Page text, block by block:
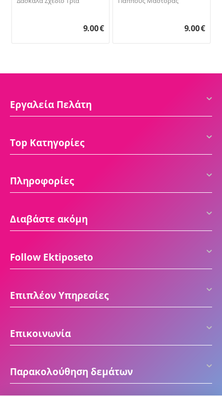
9.00€ 9.00€
Εργαλεία Πελάτη
Top Κατηγορίες
Πληροφορίες
Διαβάστε ακόμη
Follow Ektiposeto
Επιπλέον Υπηρεσίες
Επικοινωνία
Παρακολούθηση δεμάτων